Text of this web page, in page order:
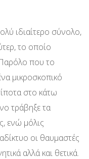
ιδιαίτερο σύνολο,
το οποίο
που το
μικροσκοπικό
στο κάτω
τράβηξε τα
ενώ μόλις
οι θαυμαστές
αλλά και θετικά.